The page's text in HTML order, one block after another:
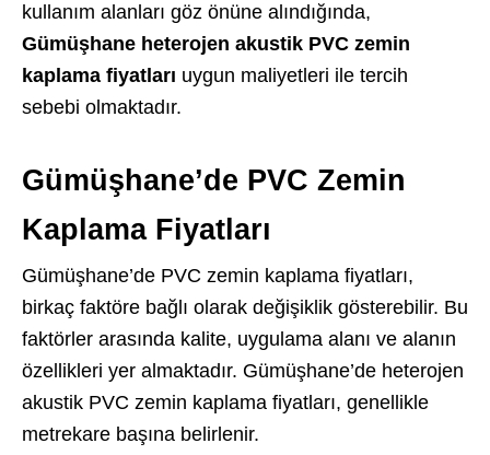
kullanım alanları göz önüne alındığında,
Gümüşhane heterojen akustik PVC zemin
kaplama fiyatları uygun maliyetleri ile tercih
sebebi olmaktadır.
Gümüşhane’de PVC Zemin
Kaplama Fiyatları
Gümüşhane’de PVC zemin kaplama fiyatları,
birkaç faktöre bağlı olarak değişiklik gösterebilir. Bu
faktörler arasında kalite, uygulama alanı ve alanın
özellikleri yer almaktadır. Gümüşhane’de heterojen
akustik PVC zemin kaplama fiyatları, genellikle
metrekare başına belirlenir.